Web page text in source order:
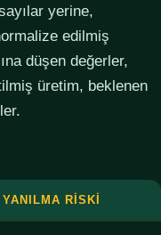
yerine,
edilmiş
düşen değerler,
üretim, beklenen
YANILMA RISKI